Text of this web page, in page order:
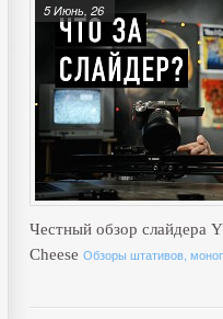
Честный обзор слайдера
Cheese Обзоры штативов,
5 Июнь, 26